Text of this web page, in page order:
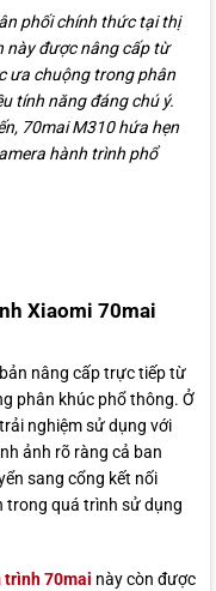
phối chính thức tại thị
này được nâng cấp từ
ưa chuộng trong phân
tính năng đáng chú ý.
70mai M310 hứa hẹn
hành trình phổ
Xiaomi 70mai
nâng cấp trực tiếp từ
phân khúc phổ thông. Ở
nghiệm sử dụng với
ảnh rõ ràng cả ban
sang cổng kết nối
trong quá trình sử dụng
trình 70mai này còn được
Megapixel